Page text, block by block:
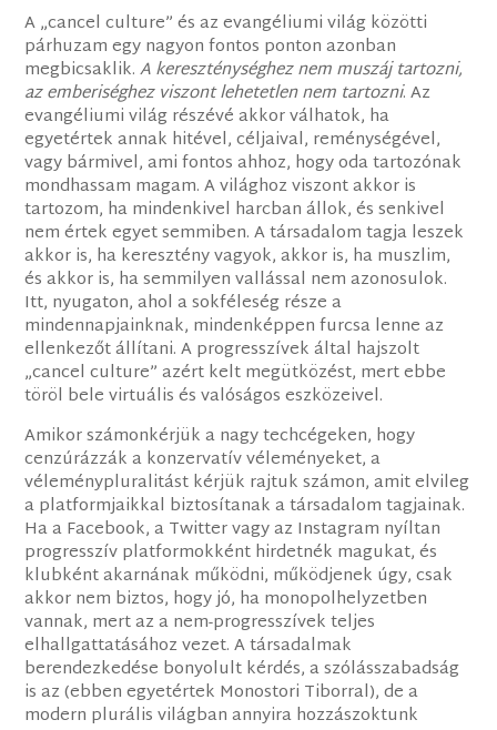
A „cancel culture” és az evangéliumi világ közötti
párhuzam egy nagyon fontos ponton azonban
megbicsaklik.A kereszténységhez nem muszáj tartozni,
az emberiséghez viszont lehetetlen nem tartozni. Az
evangéliumi világ részévé akkor válhatok, ha
egyetértek annak hitével, céljaival, reménységével,
vagy bármivel, ami fontos ahhoz, hogy oda tartozónak
mondhassam magam. A világhoz viszont akkor is
tartozom, ha mindenkivel harcban állok, és senkivel
nem értek egyet semmiben. A társadalom tagja leszek
akkor is, ha keresztény vagyok, akkor is, ha muszlim,
és akkor is, ha semmilyen vallással nem azonosulok.
Itt, nyugaton, ahol a sokféleség része a
mindennapjainknak, mindenképpen furcsa lenne az
ellenkezőt állítani. A progresszívek által hajszolt
„cancel culture” azért kelt megütközést, mert ebbe
töröl bele virtuális és valóságos eszközeivel.
Amikor számonkérjük a nagy techcégeken, hogy
cenzúrázzák a konzervatív véleményeket, a
véleménypluralitást kérjük rajtuk számon, amit elvileg
a platformjaikkal biztosítanak a társadalom tagjainak.
Ha a Facebook, a Twitter vagy az Instagram nyíltan
progresszív platformokként hirdetnék magukat, és
klubként akarnának működni, működjenek úgy, csak
akkor nem biztos, hogy jó, ha monopolhelyzetben
vannak, mert az a nem-progresszívek teljes
elhallgattatásához vezet. A társadalmak
berendezkedése bonyolult kérdés, a szólásszabadság
is az (ebben egyetértek Monostori Tiborral), de a
modern plurális világban annyira hozzászoktunk